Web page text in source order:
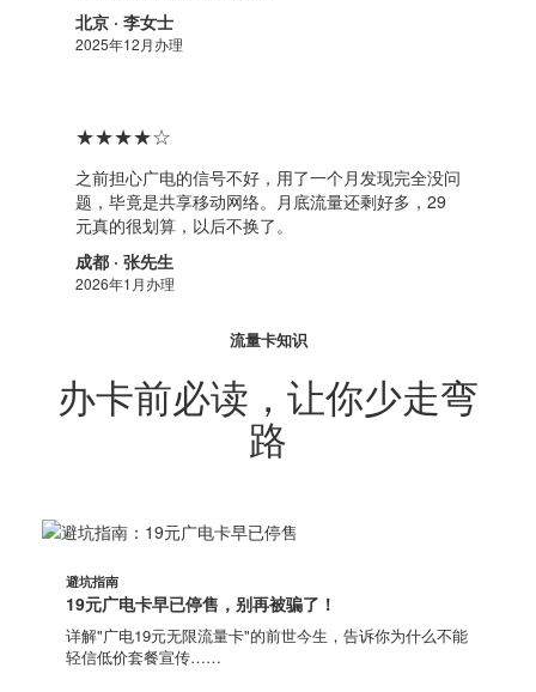
北京 · 李女士
2025年12月办理
★★★★☆
之前担心广电的信号不好，用了一个月发现完全没问
题，毕竟是共享移动网络。月底流量还剩好多，29
元真的很划算，以后不换了。
成都 · 张先生
2026年1月办理
流量卡知识
办卡前必读，让你少走弯
路
避坑指南
19元广电卡早已停售，别再被骗了！
详解"广电19元无限流量卡"的前世今生，告诉你为什么不能
轻信低价套餐宣传……